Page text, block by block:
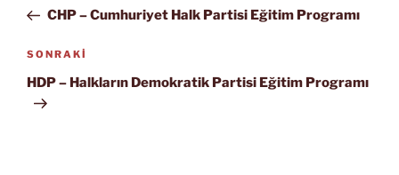
YazıCHP – Cumhuriyet Halk Partisi Eğitim Programı
Sonraki
Yazı
SONRAKI
HDP – Halkların Demokratik Partisi Eğitim Programı